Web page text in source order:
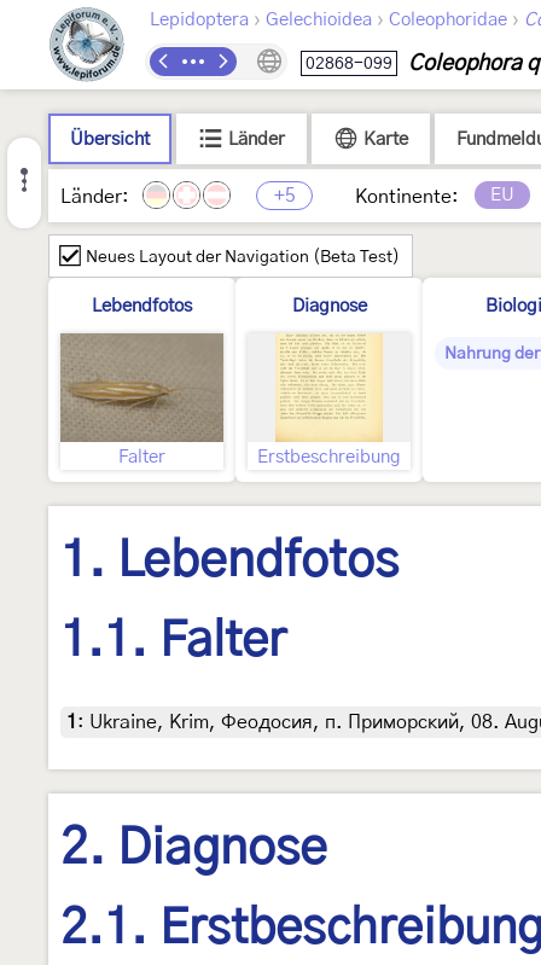
Lepidoptera › Gelechioidea › Coleophoridae ›
02868-099 Coleophora
Übersicht Länder Karte
Länder: +5 Kontinente: EU
Neues Layout der Navigation (Beta Test)
Lebendfotos
Falter
Diagnose
Erstbeschreibung
Nahrung
1. Lebendfotos
1.1. Falter
1 : Ukraine, Krim, Феодосия, п. Приморский, 08.
2. Diagnose
2.1.